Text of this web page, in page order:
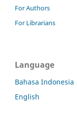
For Authors
For Librarians
Language
Bahasa Indonesia
English